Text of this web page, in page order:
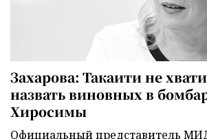
Захарова: Такаити не
назвать виновных в
Хиросимы
Официальный представитель